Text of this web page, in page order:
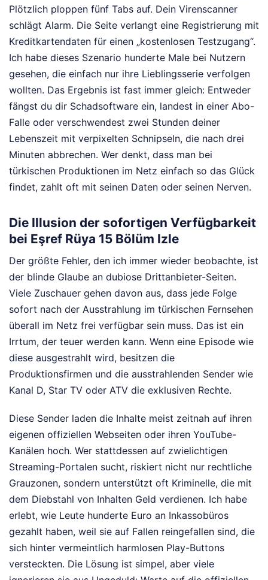
Plötzlich ploppen fünf Tabs auf. Dein Virenscanner
schlägt Alarm. Die Seite verlangt eine Registrierung mit
Kreditkartendaten für einen „kostenlosen Testzugang“.
Ich habe dieses Szenario hunderte Male bei Nutzern
gesehen, die einfach nur ihre Lieblingsserie verfolgen
wollten. Das Ergebnis ist fast immer gleich: Entweder
fängst du dir Schadsoftware ein, landest in einer Abo-
Falle oder verschwendest zwei Stunden deiner
Lebenszeit mit verpixelten Schnipseln, die nach drei
Minuten abbrechen. Wer denkt, dass man bei
türkischen Produktionen im Netz einfach so das Glück
findet, zahlt oft mit seinen Daten oder seinen Nerven.
Die Illusion der sofortigen Verfügbarkeit
bei Eşref Rüya 15 Bölüm Izle
Der größte Fehler, den ich immer wieder beobachte, ist
der blinde Glaube an dubiose Drittanbieter-Seiten.
Viele Zuschauer gehen davon aus, dass jede Folge
sofort nach der Ausstrahlung im türkischen Fernsehen
überall im Netz frei verfügbar sein muss. Das ist ein
Irrtum, der teuer werden kann. Wenn eine Episode wie
diese ausgestrahlt wird, besitzen die
Produktionsfirmen und die ausstrahlenden Sender wie
Kanal D, Star TV oder ATV die exklusiven Rechte.
Diese Sender laden die Inhalte meist zeitnah auf ihren
eigenen offiziellen Webseiten oder ihren YouTube-
Kanälen hoch. Wer stattdessen auf zwielichtigen
Streaming-Portalen sucht, riskiert nicht nur rechtliche
Grauzonen, sondern unterstützt oft Kriminelle, die mit
dem Diebstahl von Inhalten Geld verdienen. Ich habe
erlebt, wie Leute hunderte Euro an Inkassobüros
gezahlt haben, weil sie auf Fallen reingefallen sind, die
sich hinter vermeintlich harmlosen Play-Buttons
versteckten. Die Lösung ist simpel, aber viele